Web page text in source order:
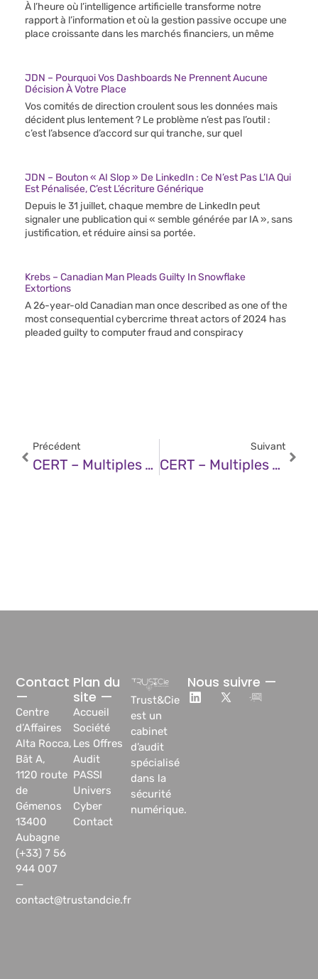
À l’heure où l’intelligence artificielle transforme notre
rapport à l’information et où la gestion passive occupe une
place croissante dans les marchés financiers, un même
JDN – Pourquoi Vos Dashboards Ne Prennent Aucune
Décision À Votre Place
Vos comités de direction croulent sous les données mais
décident plus lentement ? Le problème n’est pas l’outil :
c’est l’absence d’accord sur qui tranche, sur quel
JDN – Bouton « AI Slop » De LinkedIn : Ce N’est Pas L’IA Qui
Est Pénalisée, C’est L’écriture Générique
Depuis le 31 juillet, chaque membre de LinkedIn peut
signaler une publication qui « semble générée par IA », sans
justification, et réduire ainsi sa portée.
Krebs – Canadian Man Pleads Guilty In Snowflake
Extortions
A 26-year-old Canadian man once described as one of the
most consequential cybercrime threat actors of 2024 has
pleaded guilty to computer fraud and conspiracy
Précédent
CERT – Multiples Vulnérabilités Dans Le Noyau Linux De Red Hat (11 Juillet 2025)
Suivant
CERT – Multiples Vulnérabilités Dans Le Noyau Linux D’Ubuntu (11 Juillet 2025)
Trust&Cie
est un
cabinet
d’audit
spécialisé
dans la
sécurité
numérique.
Plan du
site —
Accueil
Société
Les Offres
Audit
PASSI
Univers
Cyber
Contact
Contact
—
Centre
d’Affaires
Alta Rocca,
Bât A,
1120 route
de
Gémenos
13400
Aubagne
(+33) 7 56
944 007
—
contact@trustandcie.fr
Nous suivre —